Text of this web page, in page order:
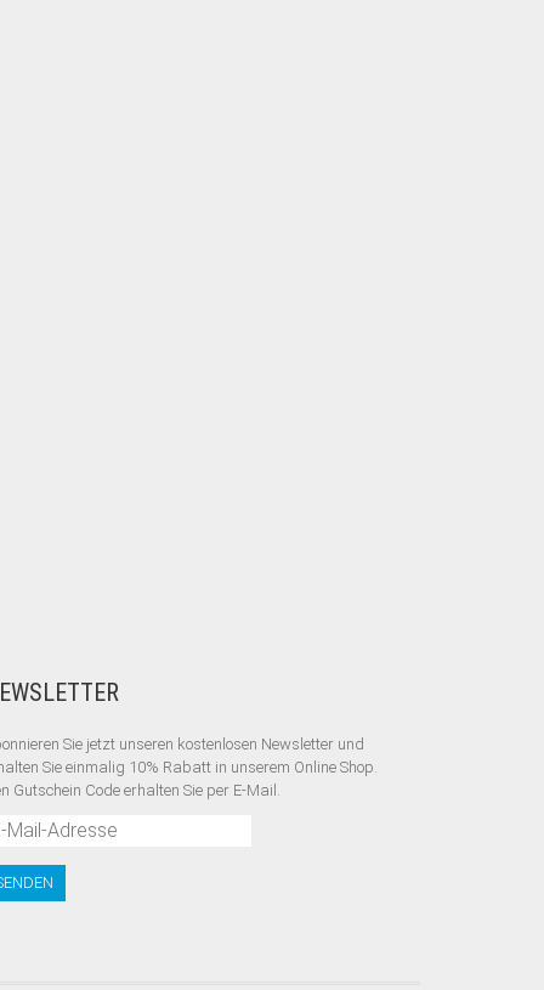
Sie jetzt unseren kostenlosen Newsletter und
Sie einmalig 10% Rabatt in unserem Online Shop.
Gutschein Code erhalten Sie per E-Mail.